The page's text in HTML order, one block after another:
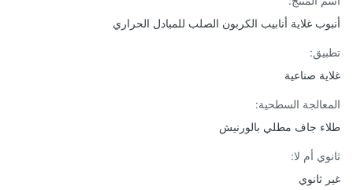
غلاية أنابيب الكربون الصلب للمبادل الحراري
صناعية
السطحية:
جاف مطلي بالورنيش
أم لا:
ثانوي